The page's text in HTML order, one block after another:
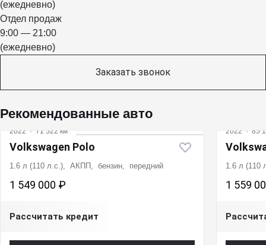
(ежедневно)
Отдел продаж
9:00 — 21:00
(ежедневно)
Заказать звонок
Рекомендованные авто
2022 · 71 522 км
Volkswagen Polo
1.6 л (110 л.с.), АКПП, бензин, передний
1 549 000 ₽
Рассчитать кредит
2022 · 85
1.6 л (110
1 559